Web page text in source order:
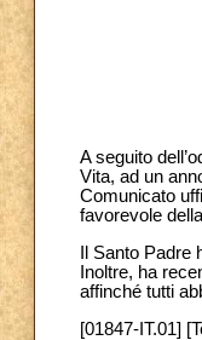
A seguito
Vita, ad un
Comunicato
favorevole
Il Santo
Inoltre, ha
affinché tutti
[01847-IT.01]